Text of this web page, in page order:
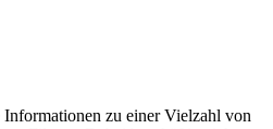
zu einer Vielzahl von